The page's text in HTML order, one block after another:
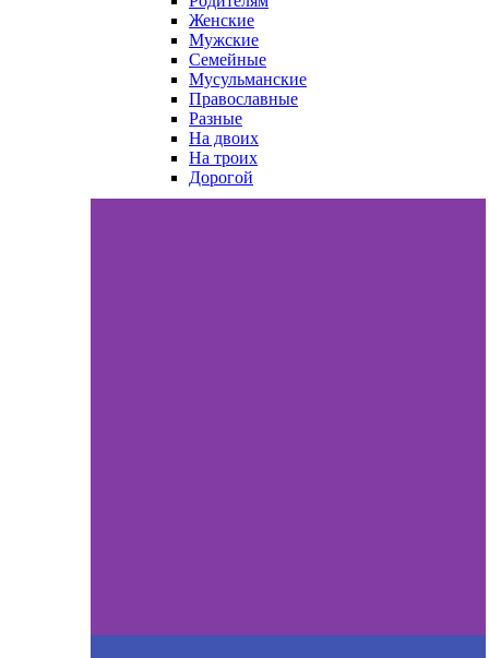
Женские
Мужские
Семейные
Мусульманские
Православные
Разные
На двоих
На троих
Дорогой